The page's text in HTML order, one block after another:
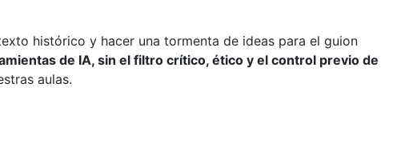
histórico y hacer una tormenta de ideas para el guion
de IA, sin el filtro crítico, ético y el control previo de
aulas.